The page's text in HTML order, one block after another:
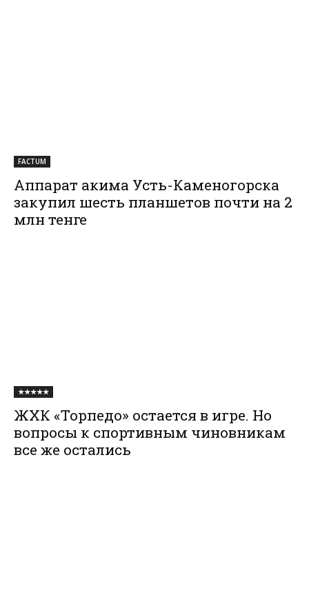
FACTUM
Аппарат акима Усть-Каменогорска
закупил шесть планшетов почти на 2
млн тенге
★★★★★
ЖХК «Торпедо» остается в игре. Но
вопросы к спортивным чиновникам
все же остались